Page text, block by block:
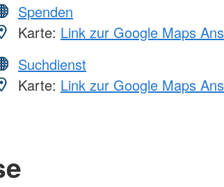
Spenden
Karte: Link zur Google Maps
Suchdienst
Karte: Link zur Google Maps